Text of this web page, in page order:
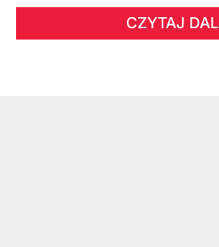
CZYTAJ